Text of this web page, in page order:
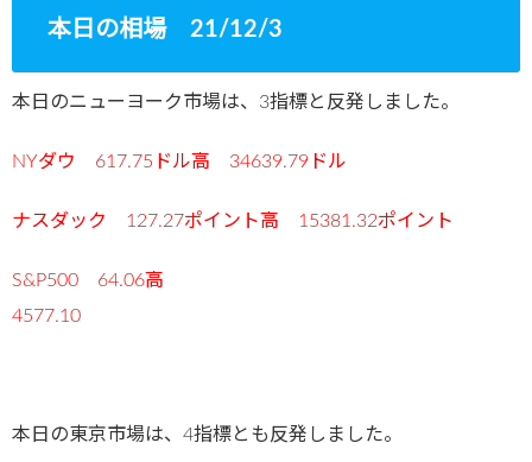
本日の相場 21/12/3
本日のニューヨーク市場は、3指標と反発しました。
NYダウ 617.75ドル高 34639.79ドル
ナスダック 127.27ポイント高 15381.32ポイント
S&P500 64.06高
4577.10
本日の東京市場は、4指標とも反発しました。